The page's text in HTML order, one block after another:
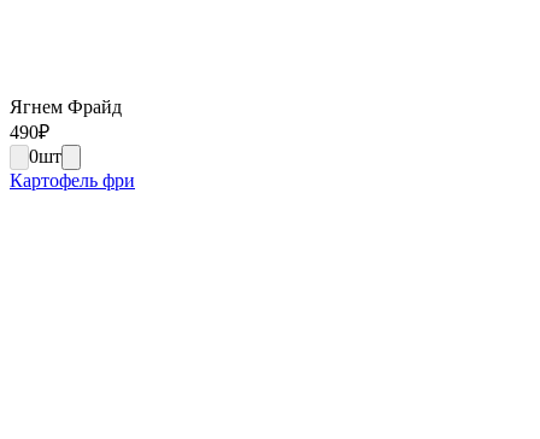
Ягнем Фрайд
490₽
0шт
Картофель фри